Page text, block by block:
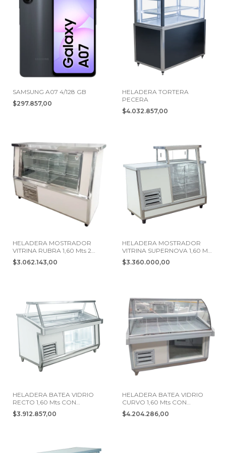
SAMSUNG A07 4/128 GB
$297.857,00
HELADERA TORTERA
PECERA
$4.032.857,00
HELADERA MOSTRADOR
VITRINA RUBRA 1,60 Mts 2
PUERTAS
$3.062.143,00
HELADERA MOSTRADOR
VITRINA SUPERNOVA 1,60 Mts
2 PUERTAS
$3.360.000,00
HELADERA BATEA VIDRIO
RECTO 1,60 Mts CON
DEPOSITO 2 PTS
$3.912.857,00
HELADERA BATEA VIDRIO
CURVO 1,60 Mts CON
DEPOSITO 2 PTS
$4.204.286,00